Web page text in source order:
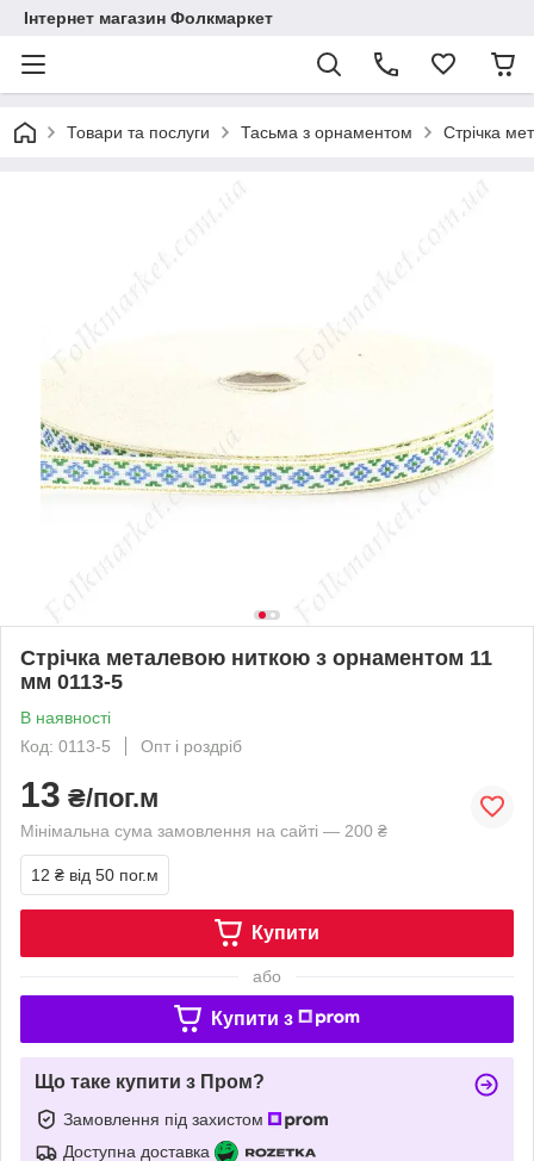
Інтернет магазин Фолкмаркет
Товари та послуги Тасьма з орнаментом Стрічка
Стрічка металевою ниткою з орнаментом 11
мм 0113-5
В наявності
Код: 0113-5
Опт і роздріб
13 ₴/пог.м
Мінімальна сума замовлення на сайті — 200 ₴
12 ₴ від 50 пог.м
Купити
або
Купити з
Що таке купити з Пром?
Замовлення під захистом
Доступна доставка